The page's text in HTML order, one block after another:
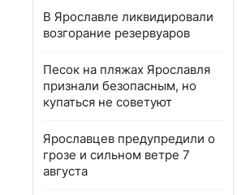
В Ярославле ликвидировали
возгорание резервуаров
Песок на пляжах Ярославля
признали безопасным, но
купаться не советуют
Ярославцев предупредили о
грозе и сильном ветре 7
августа